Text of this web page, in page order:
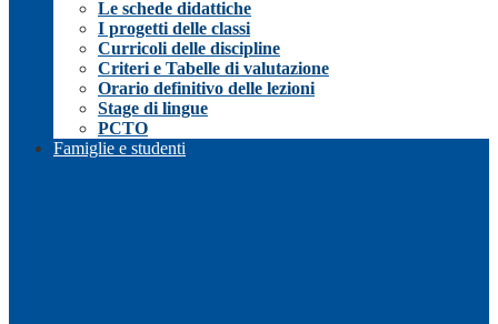
Le schede didattiche
I progetti delle classi
Curricoli delle discipline
Criteri e Tabelle di valutazione
Orario definitivo delle lezioni
Stage di lingue
PCTO
Famiglie e studenti